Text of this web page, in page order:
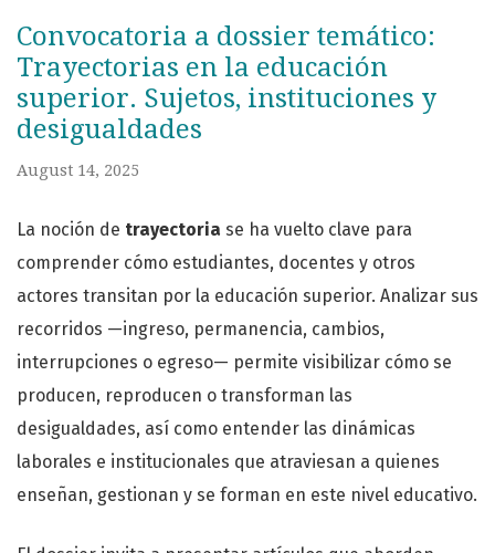
Convocatoria a dossier temático:
Trayectorias en la educación
superior. Sujetos, instituciones y
desigualdades
August 14, 2025
La noción de trayectoria se ha vuelto clave para
comprender cómo estudiantes, docentes y otros
actores transitan por la educación superior. Analizar sus
recorridos —ingreso, permanencia, cambios,
interrupciones o egreso— permite visibilizar cómo se
producen, reproducen o transforman las
desigualdades, así como entender las dinámicas
laborales e institucionales que atraviesan a quienes
enseñan, gestionan y se forman en este nivel educativo.